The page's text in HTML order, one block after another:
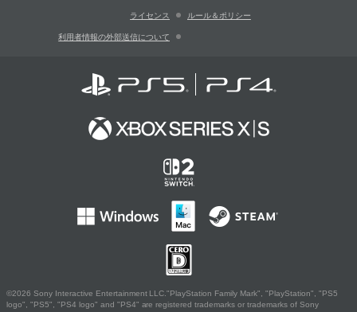
ライセンス ルール＆ポリシー
利用者情報の外部送信について
©2026 Sony Interactive Entertainment LLC."PlayStation Family Mark", "PlayStation", "PS5
logo", "PS5", "PS4 logo" and "PS4" are registered trademarks or trademarks of Sony